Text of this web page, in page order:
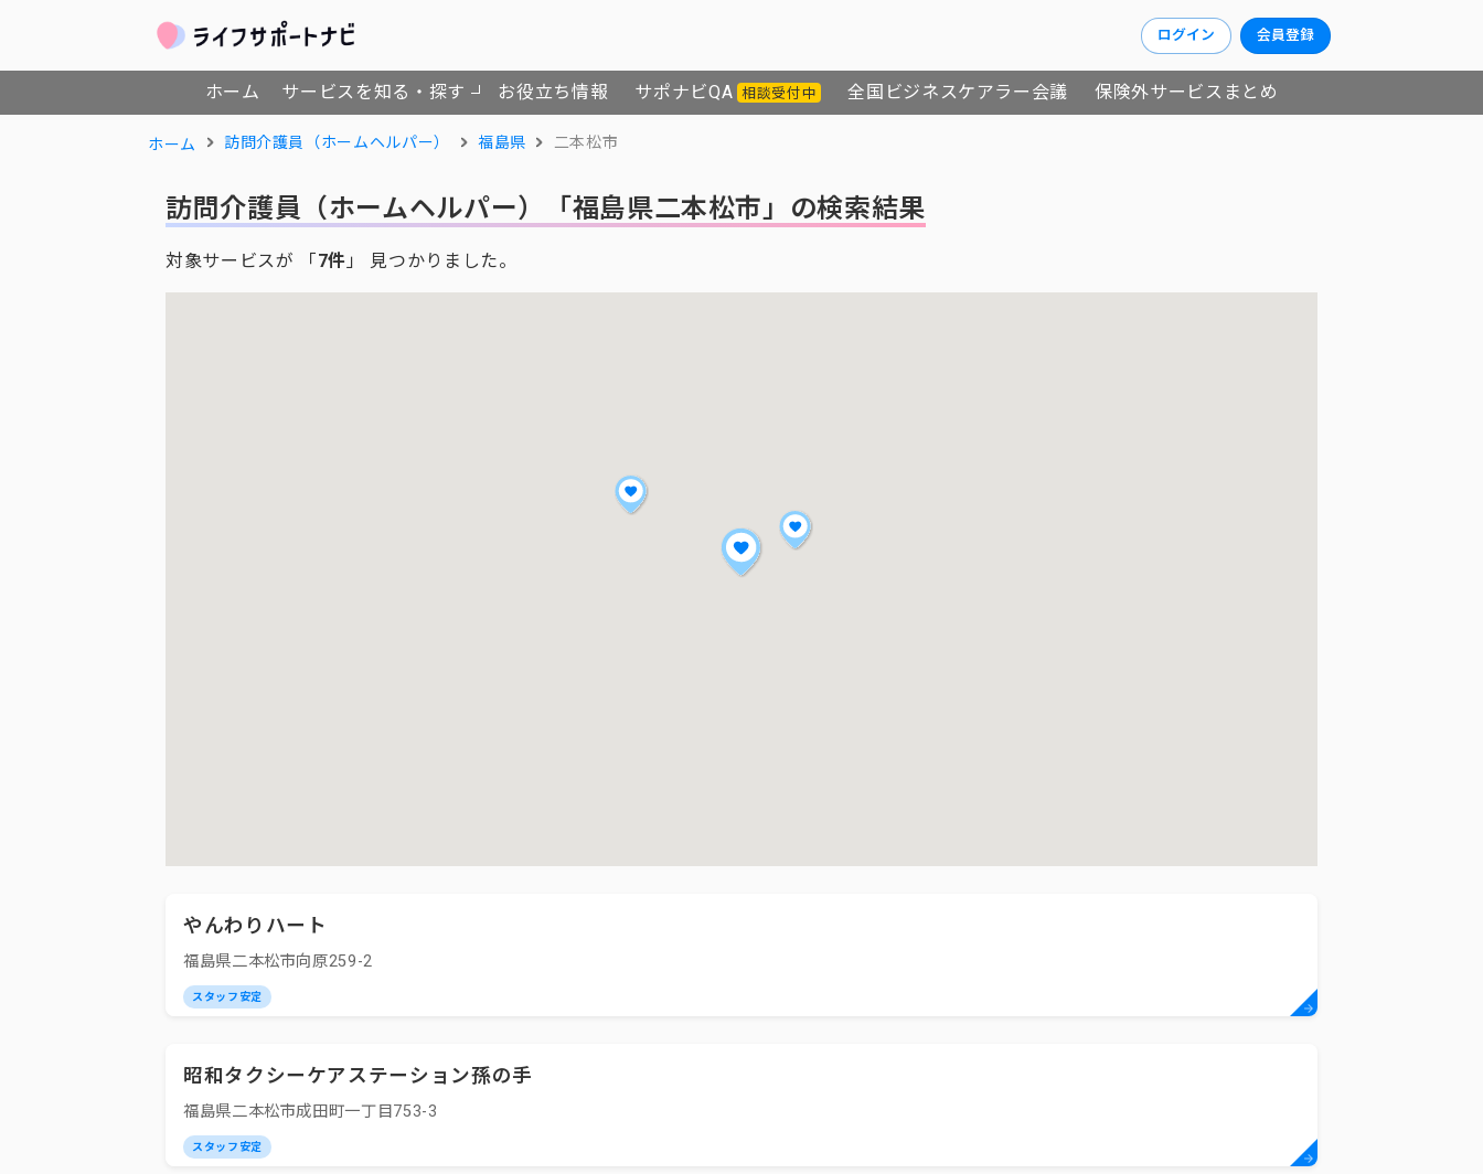
ログイン 会員登録
ホーム サービスを知る・探す お役立ち情報 サポナビQA 相談受付中 全国ビジネスケアラー会議 保険外サービスまとめ
ホーム 訪問介護員（ホームヘルパー） 福島県 二本松市
訪問介護員（ホームヘルパー） 「福島県二本松市」の検索結果
対象サービスが 「7件 」 見つかりました。
やんわりハート
福島県二本松市向原259-2
スタッフ安定
昭和タクシーケアステーション孫の手
福島県二本松市成田町一丁目753-3
スタッフ安定